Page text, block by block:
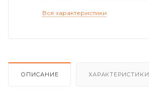
Все характеристики
ОПИСАНИЕ ХАРАКТЕРИСТИКИ